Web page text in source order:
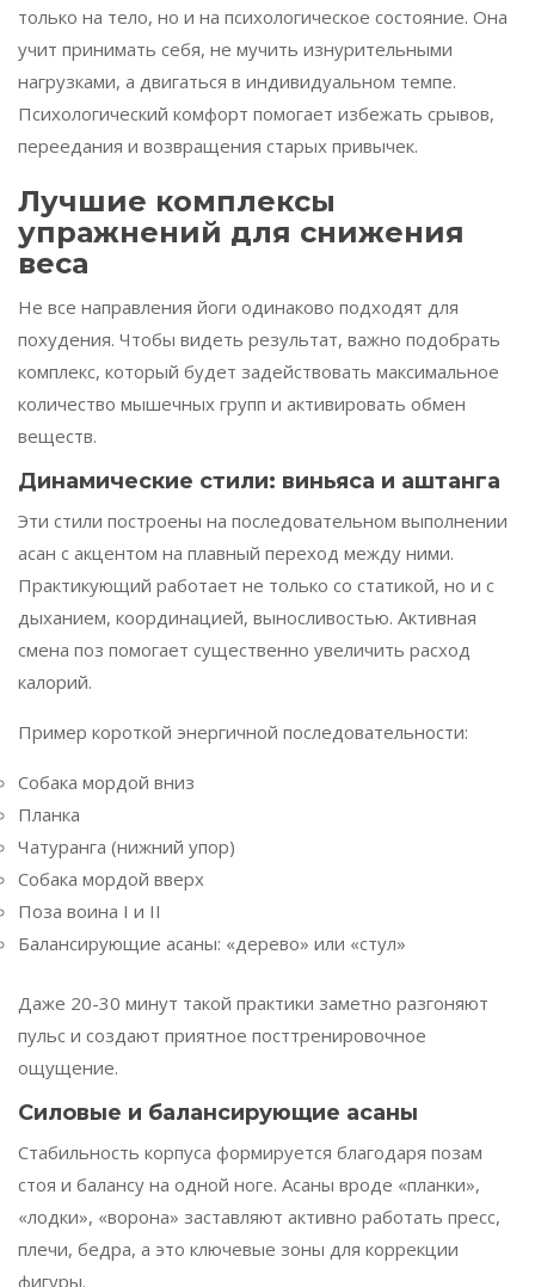
только на тело, но и на психологическое состояние. Она
учит принимать себя, не мучить изнурительными
нагрузками, а двигаться в индивидуальном темпе.
Психологический комфорт помогает избежать срывов,
переедания и возвращения старых привычек.
Лучшие комплексы
упражнений для снижения
веса
Не все направления йоги одинаково подходят для
похудения. Чтобы видеть результат, важно подобрать
комплекс, который будет задействовать максимальное
количество мышечных групп и активировать обмен
веществ.
Динамические стили: виньяса и аштанга
Эти стили построены на последовательном выполнении
асан с акцентом на плавный переход между ними.
Практикующий работает не только со статикой, но и с
дыханием, координацией, выносливостью. Активная
смена поз помогает существенно увеличить расход
калорий.
Пример короткой энергичной последовательности:
Собака мордой вниз
Планка
Чатуранга (нижний упор)
Собака мордой вверх
Поза воина I и II
Балансирующие асаны: «дерево» или «стул»
Даже 20-30 минут такой практики заметно разгоняют
пульс и создают приятное посттренировочное
ощущение.
Силовые и балансирующие асаны
Стабильность корпуса формируется благодаря позам
стоя и балансу на одной ноге. Асаны вроде «планки»,
«лодки», «ворона» заставляют активно работать пресс,
плечи, бедра, а это ключевые зоны для коррекции
фигуры.